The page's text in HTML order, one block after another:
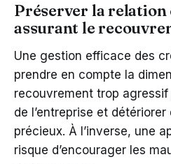
Préserver la
assurant le
Une gestion efficace des
prendre en compte la
recouvrement trop agressif
de l’entreprise et
précieux. À l’inverse, une
risque d’encourager les